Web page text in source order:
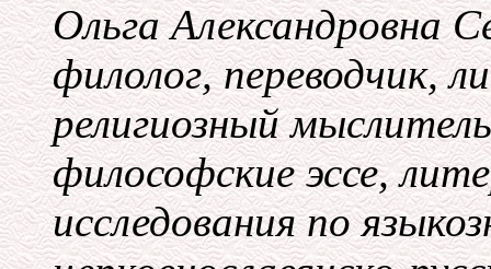
Ольга Александровна
филолог, переводчик,
религиозный
философские эссе,
исследования по